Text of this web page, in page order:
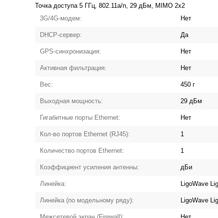
Точка доступа 5 ГГц, 802.11a/n, 29 дБм, MIMO 2x2
3G/4G-модем:
Нет
DHCP-сервер: Да
GPS-синхронизация: Нет
Активная фильтрация: Нет
Вес: 450 г
Выходная мощность: 29 дБм
Гигабитные порты Ethernet: Нет
Кол-во портов Ethernet (RJ45): 1
Количество портов Ethernet: 1
Коэффициент усиления антенны: дБи
Линейка: LigoWave
Линейка (по модельному ряду): LigoWave